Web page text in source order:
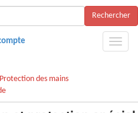
Rechercher
Protection des mains